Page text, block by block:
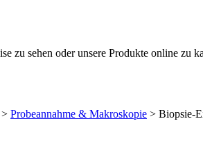
zu sehen oder unsere Produkte online zu
> Probeannahme & Makroskopie > Biopsie-